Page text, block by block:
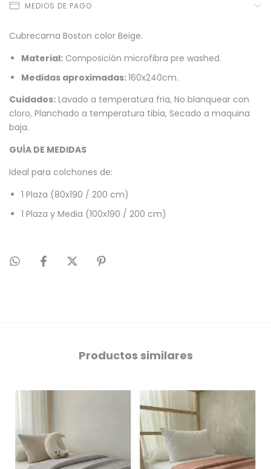
MEDIOS DE PAGO
Cubrecama Boston color Beige.
Material: Composición microfibra pre washed.
Medidas aproximadas:160x240cm.
Cuidados: Lavado a temperatura fria, No blanquear con
cloro, Planchado a temperatura tibia, Secado a maquina
baja.
GUÍA DE MEDIDAS
Ideal para colchones de:
1 Plaza (80x190 / 200 cm)
1 Plaza y Media (100x190 / 200 cm)
Productos similares